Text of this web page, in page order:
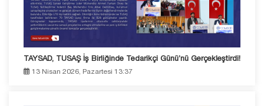
TAYSAD, TUSAŞ İş Birliğinde Tedarikçi Günü’nü Gerçekleştirdi!
13 Nisan 2026, Pazartesi 13:37